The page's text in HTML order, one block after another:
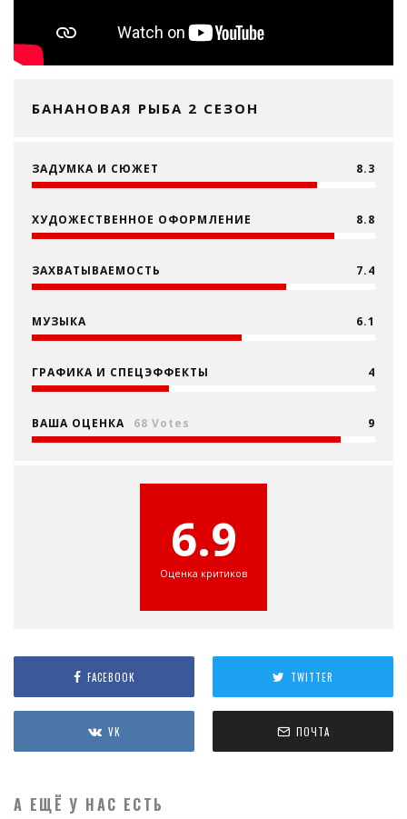
БАНАНОВАЯ РЫБА 2 СЕЗОН
ЗАДУМКА И СЮЖЕТ 8.3
ХУДОЖЕСТВЕННОЕ ОФОРМЛЕНИЕ 8.8
ЗАХВАТЫВАЕМОСТЬ 7.4
МУЗЫКА 6.1
ГРАФИКА И СПЕЦЭФФЕКТЫ 4
ВАША ОЦЕНКА 68 Votes 9
6.9
Оценка критиков
FACEBOOK TWITTER
VK ПОЧТА
А ЕЩЁ У НАС ЕСТЬ